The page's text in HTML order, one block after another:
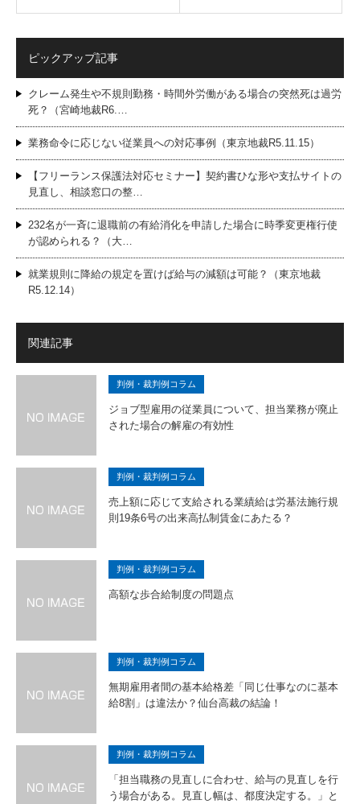
ピックアップ記事
クレーム発生や不規則勤務・時間外労働がある場合の突然死は過労
死？（宮崎地裁R6.…
業務命令に応じない従業員への対応事例（東京地裁R5.11.15）
【フリーランス保護法対応セミナー】契約書ひな形や支払サイトの
見直し、相談窓口の整…
232名が一斉に退職前の有給消化を申請した場合に時季変更権行使
が認められる？（大…
就業規則に降給の規定を置けば給与の減額は可能？（東京地裁
R5.12.14）
関連記事
判例・裁判例コラム
ジョブ型雇用の従業員について、担当業務が廃止
された場合の解雇の有効性
判例・裁判例コラム
売上額に応じて支給される業績給は労基法施行規
則19条6号の出来高払制賃金にあたる？
判例・裁判例コラム
高額な歩合給制度の問題点
判例・裁判例コラム
無期雇用者間の基本給格差「同じ仕事なのに基本
給8割」は違法か？仙台高裁の結論！
判例・裁判例コラム
「担当職務の見直しに合わせ、給与の見直しを行
う場合がある。見直し幅は、都度決定する。」と